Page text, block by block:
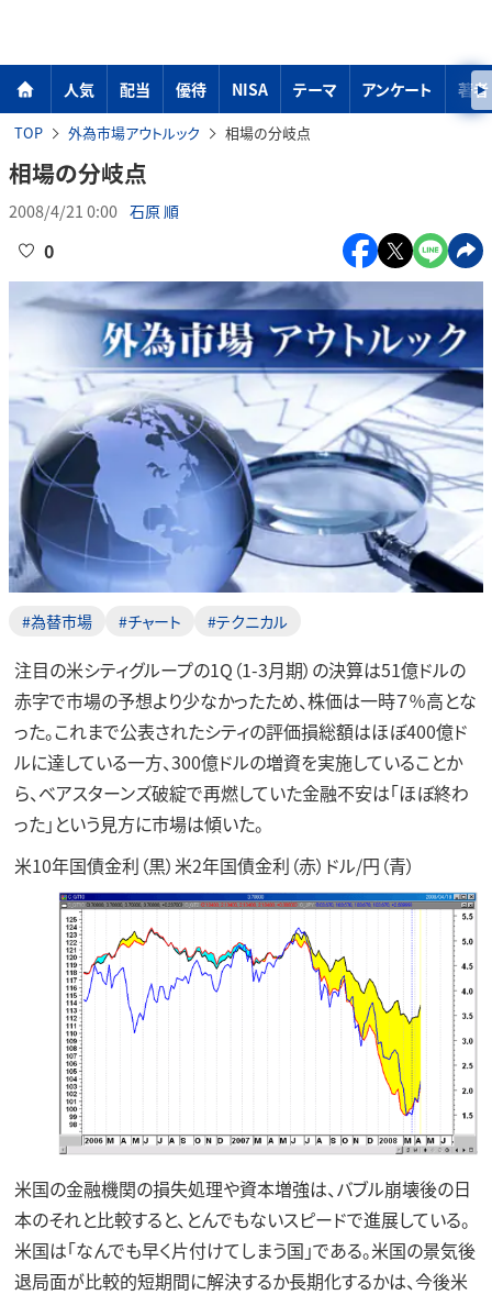
人気 配当 優待 NISA テーマ アンケート 著者
TOP 外為市場アウトルック 相場の分岐点
相場の分岐点
2008/4/21 0:00 石原 順
0
#為替市場 #チャート #テクニカル
注目の米シティグループの1Q（1-3月期）の決算は51億ドルの
赤字で市場の予想より少なかったため、株価は一時７％高とな
った。これまで公表されたシティの評価損総額はほぼ400億ド
ルに達している一方、300億ドルの増資を実施していることか
ら、ベアスターンズ破綻で再燃していた金融不安は「ほぼ終わ
った」という見方に市場は傾いた。
米10年国債金利（黒）米2年国債金利（赤）ドル/円（青）
米国の金融機関の損失処理や資本増強は、バブル崩壊後の日
本のそれと比較すると、とんでもないスピードで進展している。
米国は「なんでも早く片付けてしまう国」である。米国の景気後
退局面が比較的短期間に解決するか長期化するかは、今後米